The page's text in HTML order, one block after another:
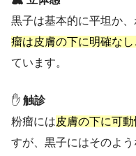
黒子は基本的に平坦か、
瘤は皮膚の下に明確なし
ています。
✋ 触診
粉瘤には皮膚の下に可
すが、黒子にはそのよう